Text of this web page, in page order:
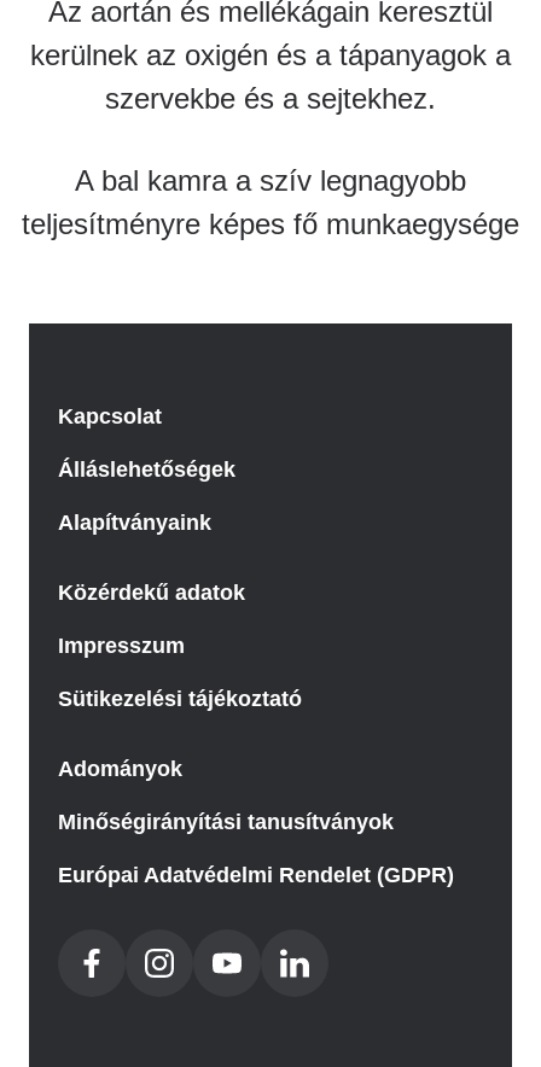
Az aortán és mellékágain keresztül
kerülnek az oxigén és a tápanyagok a
szervekbe és a sejtekhez.
A bal kamra a szív legnagyobb
teljesítményre képes fő munkaegysége
Kapcsolat
Álláslehetőségek
Alapítványaink
Közérdekű adatok
Impresszum
Sütikezelési tájékoztató
Adományok
Minőségirányítási tanusítványok
Európai Adatvédelmi Rendelet (GDPR)